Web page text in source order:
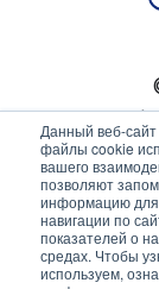
Данный веб-
файлы cookie
вашего
позволяют
информацию для
навигации по
показателей о
средах. Чтобы
используем,
Новости|
Согласие